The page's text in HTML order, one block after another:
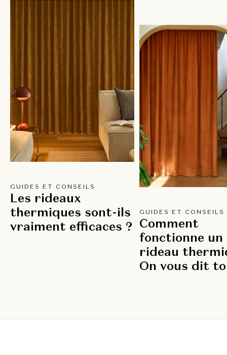
GUIDES ET CONSEILS
Les rideaux
thermiques sont-ils
vraiment efficaces ?
GUIDES ET CONSEILS
Comment
fonctionne un
rideau
On vous dit